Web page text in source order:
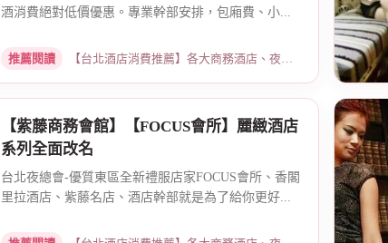
酒消費絕對低價優惠。專業幹部安排，包廂費、小...
推薦閱讀 【台北酒店消費推薦】各大商務酒店、夜總會試算 · 2026-03-15
【紫藤商務會館】【FOCUS會所】麗緻酒店
系列全面改名
台北夜總會-優質東區全新禮服店家FOCUS會所、香閣
里拉酒店、紫藤名店、酒店幹部就是為了給你更好...